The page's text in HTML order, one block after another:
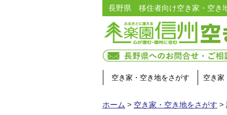
長野県 移住者向け空き家・空き
空き家・空き地をさがす 空き家
ホーム > 空き家・空き地をさがす >